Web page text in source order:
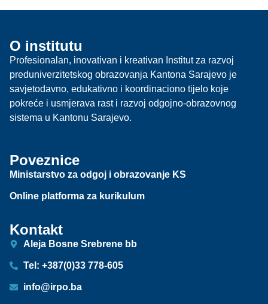
O institutu
Profesionalan, inovativan i kreativan Institut za razvoj
preduniverzitetskog obrazovanja Kantona Sarajevo je
savjetodavno, edukativno i koordinaciono tijelo koje
pokreće i usmjerava rast i razvoj odgojno-obrazovnog
sistema u Kantonu Sarajevo.
Poveznice
Ministarstvo za odgoj i obrazovanje KS
Online platforma za kurikulum
Kontakt
Aleja Bosne Srebrene bb
Tel: +387(0)33 778-605
info@irpo.ba